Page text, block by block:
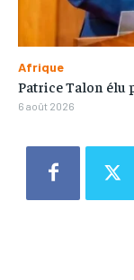
Afrique
Patrice Talon élu
6 août 2026